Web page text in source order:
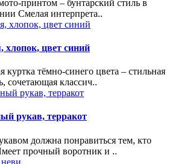
принтом – бунтарский стиль в
Смелая интерпрета..
хлопок, цвет синий
куртка тёмно-синего цвета – стильная
сочетающая классич..
рукав, терракот
должна понравиться тем, кто
прочный воротник и ..